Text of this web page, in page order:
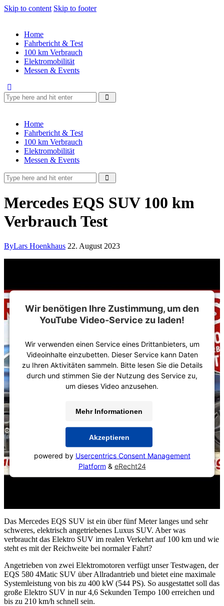
Skip to content Skip to footer
Home
Fahrbericht & Test
100 km Verbrauch
Elektromobilität
Messen & Events
Home
Fahrbericht & Test
100 km Verbrauch
Elektromobilität
Messen & Events
Mercedes EQS SUV 100 km
Verbrauch Test
ByLars Hoenkhaus 22. August 2023
Wir benötigen Ihre Zustimmung, um den
YouTube Video-Service zu laden!
Wir verwenden einen Service eines Drittanbieters, um
Videoinhalte einzubetten. Dieser Service kann Daten
zu Ihren Aktivitäten sammeln. Bitte lesen Sie die Details
durch und stimmen Sie der Nutzung des Service zu,
um dieses Video anzusehen.
Mehr Informationen
Akzeptieren
powered by Usercentrics Consent Management
Platform & eRecht24
Das Mercedes EQS SUV ist ein über fünf Meter langes und sehr
schweres, elektrisch angetriebenes Luxus SUV. Aber was
verbraucht das Elektro SUV im realen Verkehrt auf 100 km und wie
steht es mit der Reichweite bei normaler Fahrt?
Angetrieben von zwei Elektromotoren verfügt unser Testwagen, der
EQS 580 4Matic SUV über Allradantrieb und bietet eine maximale
Systemleistung von bis zu 400 kW (544 PS). So ausgestattet soll das
große Elektro SUV in nur 4,6 Sekunden Tempo 100 erreichen und
bis zu 210 km/h schnell sein.